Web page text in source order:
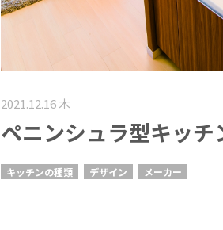
2021.12.16 木
ペニンシュラ型キッチ
キッチンの種類 デザイン メーカー